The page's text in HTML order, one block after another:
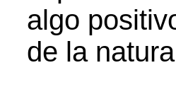
algo
de la